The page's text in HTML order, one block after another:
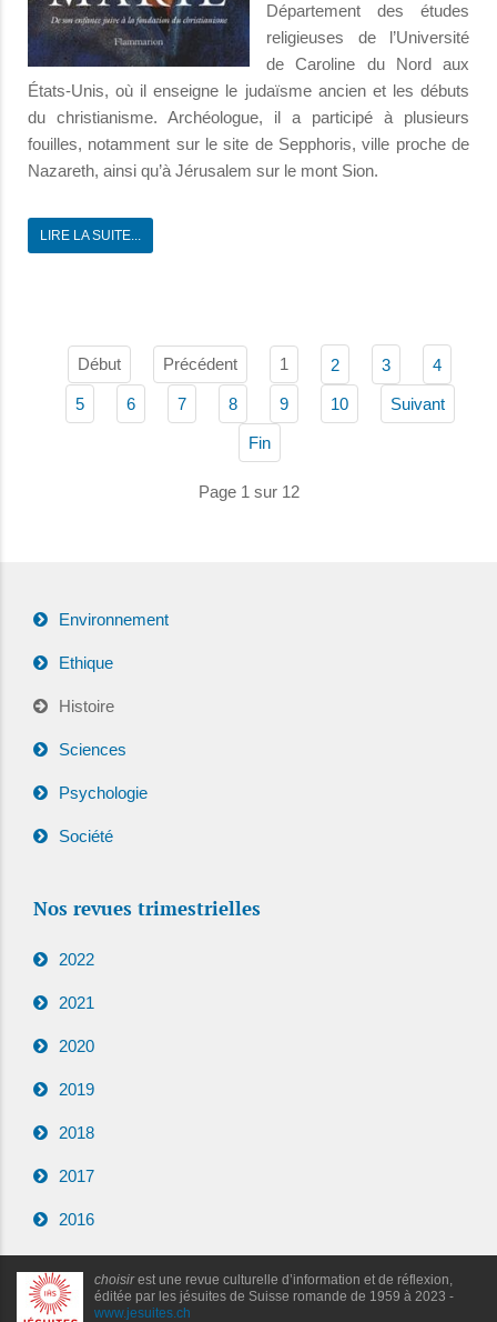
Département des études
religieuses de l’Université
de Caroline du Nord aux
États-Unis, où il enseigne le judaïsme ancien et les débuts
du christianisme. Archéologue, il a participé à plusieurs
fouilles, notamment sur le site de Sepphoris, ville proche de
Nazareth, ainsi qu’à Jérusalem sur le mont Sion.
LIRE LA SUITE...
Début Précédent 1 2 3 4
5 6 7 8 9 10 Suivant
Fin
Page 1 sur 12
Environnement
Ethique
Histoire
Sciences
Psychologie
Société
Nos revues trimestrielles
2022
2021
2020
2019
2018
2017
2016
choisirest une revue culturelle d’information et de réflexion,
éditée par les jésuites de Suisse romande de 1959 à 2023 -
www.jesuites.ch